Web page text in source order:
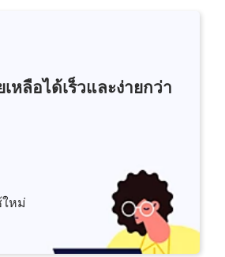
หลือได้เร็วและง่ายกว่า
หม่